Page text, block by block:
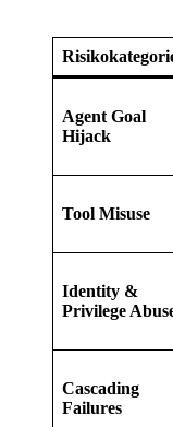
Agent Goal
Hijack
Tool Misuse
Identity &
Privilege
Cascading
Failures